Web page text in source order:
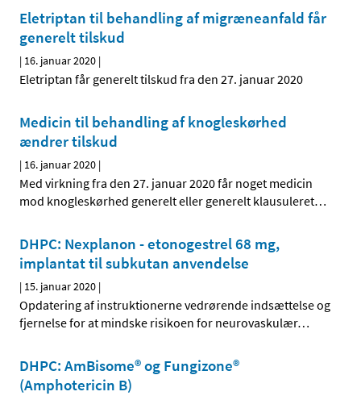
Eletriptan til behandling af migræneanfald får
generelt tilskud
| 16. januar 2020 |
Eletriptan får generelt tilskud fra den 27. januar 2020
Medicin til behandling af knogleskørhed
ændrer tilskud
| 16. januar 2020 |
Med virkning fra den 27. januar 2020 får noget medicin
mod knogleskørhed generelt eller generelt klausuleret…
DHPC: Nexplanon - etonogestrel 68 mg,
implantat til subkutan anvendelse
| 15. januar 2020 |
Opdatering af instruktionerne vedrørende indsættelse og
fjernelse for at mindske risikoen for neurovaskulær…
DHPC: AmBisome® og Fungizone®
(Amphotericin B)